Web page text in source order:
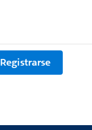
Registrarse